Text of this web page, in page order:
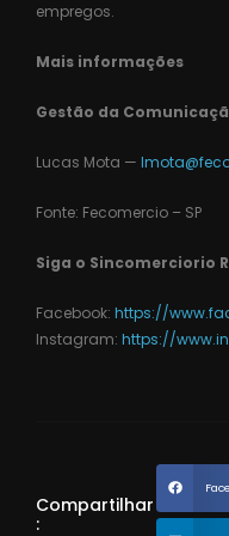
empregos.
Mais informações
Gestão da
Lucas Mota —
Fonte: Fecomercio – SP
Siga o Sincomerciorio
Facebook: https://
Instagram: https://
Compartilhar
: